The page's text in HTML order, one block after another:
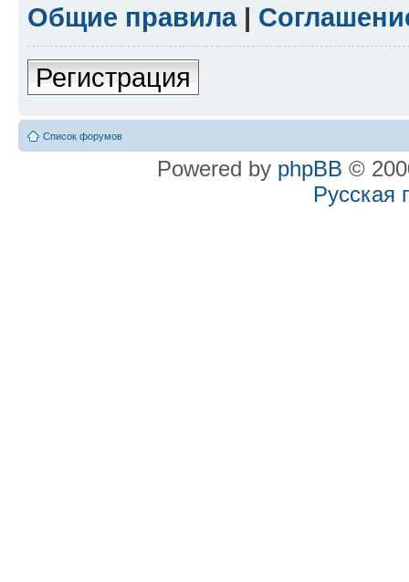
Общие правила|
Регистрация
Список форумов
Powered by phpBB ©
Русская